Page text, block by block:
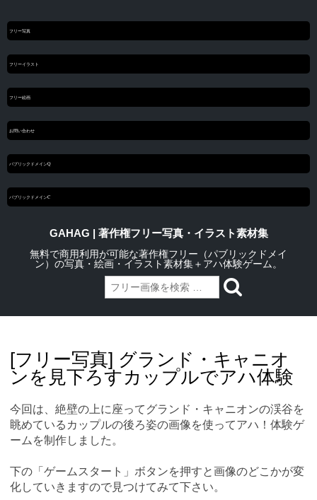
フリー写真
フリーイラスト
フリー絵画
お問い合わせ
パブリックドメインQ
パブリックドメインC
GAHAG | 著作権フリー写真・イラスト素材集
無料で商用利用が可能な著作権フリー（パブリックドメイ
ン）の写真・絵画・イラスト素材集＋アハ体験ゲーム。
content[フリー写真] グランド・キャニオ
ンを見下ろすカップルでアハ体験
今回は、絶壁の上に座ってグランド・キャニオンの渓谷を
眺めているカップルの後ろ姿の画像を使ってアハ！体験ゲ
ームを制作しました。
下の「ゲームスタート」ボタンを押すと画像のどこかが変
化していきますので見つけてみて下さい。